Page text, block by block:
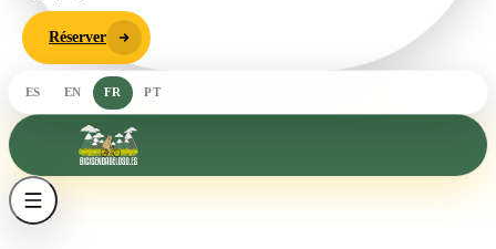
Réserver
ES EN FR PT